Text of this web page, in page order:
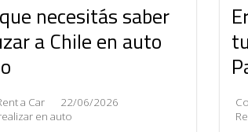
necesitás saber
a Chile en auto
a Car
22/06/2026
en auto